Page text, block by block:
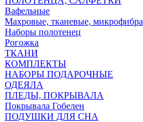
Вафельные
Махровые, тканевые, микрофибра
Наборы полотенец
Рогожка
ТКАНИ
КОМПЛЕКТЫ
НАБОРЫ ПОДАРОЧНЫЕ
ОДЕЯЛА
ПЛЕДЫ, ПОКРЫВАЛА
Покрывала Гобелен
ПОДУШКИ ДЛЯ СНА